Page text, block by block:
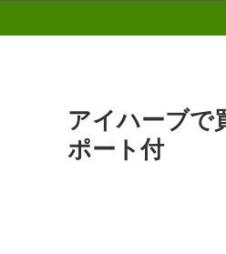
アイハーブで
ポート付